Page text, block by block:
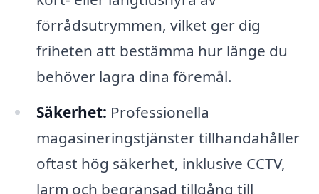
förrådsutrymmen, vilket ger dig
friheten att bestämma hur länge du
behöver lagra dina föremål.
Säkerhet: Professionella
magasineringstjänster tillhandahåller
oftast hög säkerhet, inklusive CCTV,
larm och begränsad tillgång till